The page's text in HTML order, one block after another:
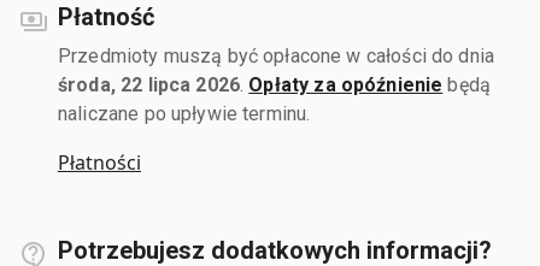
Płatność
Przedmioty muszą być opłacone w całości do dnia
środa, 22 lipca 2026 Opłaty za opóźnienie będą
naliczane po upływie terminu.
Płatności
Potrzebujesz dodatkowych informacji?